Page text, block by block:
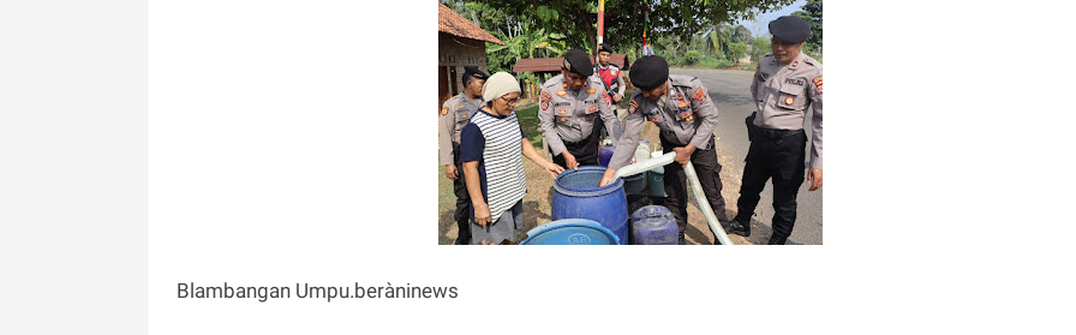
Blambangan Umpu.beràninews